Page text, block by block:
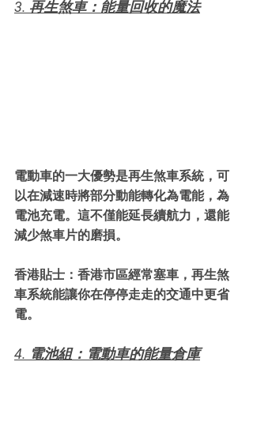
3. 再生煞車：能量回收的魔法
電動車的一大優勢是再生煞車系統，可
以在減速時將部分動能轉化為電能，為
電池充電。這不僅能延長續航力，還能
減少煞車片的磨損。
香港貼士：香港市區經常塞車，再生煞
車系統能讓你在停停走走的交通中更省
電。
4. 電池組：電動車的能量倉庫